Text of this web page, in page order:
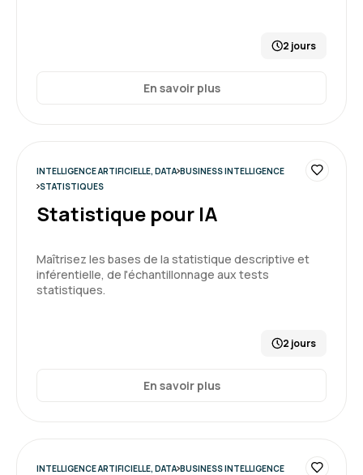
Le 18/03/2026
Formation intéressante sur un outil dont la
Camille F. Le 18/03/2026
attentes. Mise au niveau des participants.
2 jours
En savoir plus
INTELLIGENCE ARTIFICIELLE, DATA BUSINESS INTELLIGENCE
STATISTIQUES
Statistique pour IA
Maîtrisez les bases de la statistique descriptive et
inférentielle, de l'échantillonnage aux tests
statistiques.
2 jours
En savoir plus
INTELLIGENCE ARTIFICIELLE, DATA BUSINESS INTELLIGENCE